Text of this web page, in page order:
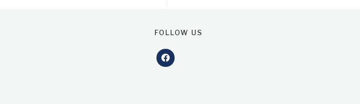
FOLLOW US
facebook